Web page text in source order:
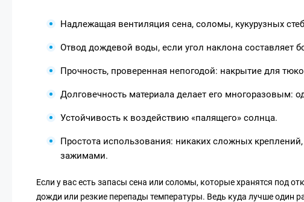
Надлежащая вентиляция сена, соломы, кукурузных
Отвод дождевой воды, если угол наклона составляет
Прочность, проверенная непогодой: накрытие для
Долговечность материала делает его многоразовым:
Устойчивость к воздействию «палящего» солнца.
Простота использования: никаких сложных
зажимами.
Если у вас есть запасы сена или соломы, которые хранятся под
дожди или резкие перепады температуры. Ведь куда лучше один